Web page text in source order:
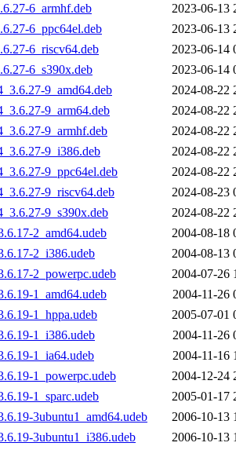
6_armhf.deb
2023-06-13
6_ppc64el.deb
2023-06-13
6_riscv64.deb
2023-06-14
6_s390x.deb
2023-06-14
9_amd64.deb
2024-08-22
9_arm64.deb
2024-08-22
9_armhf.deb
2024-08-22
9_i386.deb
2024-08-22
9_ppc64el.deb
2024-08-22
9_riscv64.deb
2024-08-23
9_s390x.deb
2024-08-22
2_amd64.udeb
2004-08-18
2_i386.udeb
2004-08-13
2_powerpc.udeb
2004-07-26
1_amd64.udeb
2004-11-26
1_hppa.udeb
2005-07-01
1_i386.udeb
2004-11-26
1_ia64.udeb
2004-11-16
1_powerpc.udeb
2004-12-24
1_sparc.udeb
2005-01-17
3ubuntu1_amd64.udeb
2006-10-13
3ubuntu1_i386.udeb
2006-10-13